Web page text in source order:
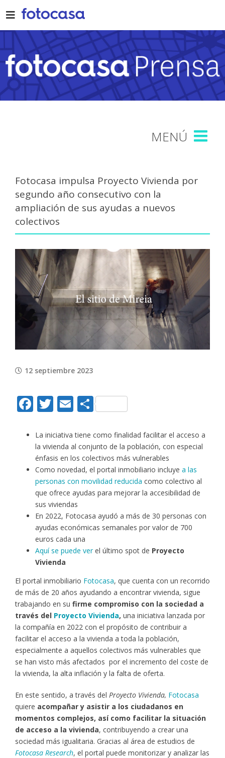
to
content
Fotocasa impulsa Proyecto Vivienda por
segundo año consecutivo con la
ampliación de sus ayudas a nuevos
colectivos
View
Larger
Image
12 septiembre 2023
Facebook
Twitter
EmailCompartir
La iniciativa tiene como finalidad facilitar el acceso a
la vivienda al conjunto de la población, con especial
énfasis en los colectivos más vulnerables
Como novedad, el portal inmobiliario incluye a las
personas con movilidad reducida como colectivo al
que ofrece ayudas para mejorar la accesibilidad de
sus viviendas
En 2022, Fotocasa ayudó a más de 30 personas con
ayudas económicas semanales por valor de 700
euros cada una
Aquí se puede verel último spot de Proyecto
Vivienda
El portal inmobiliario Fotocasa, que cuenta con un recorrido
de más de 20 años ayudando a encontrar vivienda, sigue
trabajando en su firme compromiso con la sociedad a
través del Proyecto Vivienda, una iniciativa lanzada por
la compañía en 2022 con el propósito de contribuir a
facilitar el acceso a la vivienda a toda la población,
especialmente a aquellos colectivos más vulnerables que
se han visto más afectados por el incremento del coste de
la vivienda, la alta inflación y la falta de oferta.
En este sentido, a través del Proyecto Vivienda, Fotocasa
quiere acompañar y asistir a los ciudadanos en
momentos complejos, así como facilitar la situación
de acceso a la vivienda, contribuyendo a crear una
sociedad más igualitaria. Gracias al área de estudios de
Fotocasa Research, el portal puede monitorizar y analizar las